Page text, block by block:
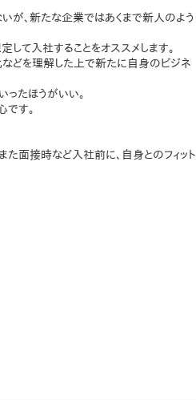
が、新たな企業ではあくまで新人のよう
て入社することをオススメします。
どを理解した上で新たに自身のビジネ
たほうがいい。
す。
面接時など入社前に、自身とのフィット